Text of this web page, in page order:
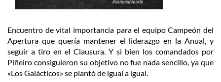
Encuentro de vital importancia para el equipo Campeón del
Apertura que quería mantener el liderazgo en la Anual, y
seguir a tiro en el Clausura. Y si bien los comandados por
Piñeiro consiguieron su objetivo no fue nada sencillo, ya que
«Los Galácticos» se plantó de igual a igual.